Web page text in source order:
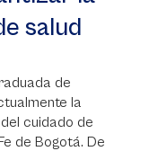
salud
de
la
cuidado de
de Bogotá. De